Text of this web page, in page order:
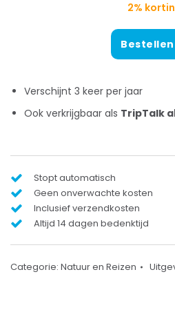
2%
Bestellen
Verschijnt 3 keer per jaar
Ook verkrijgbaar als TripTalk
Stopt automatisch
Geen onverwachte kosten
Inclusief verzendkosten
Altijd 14 dagen bedenktijd
Categorie: Natuur en Reizen